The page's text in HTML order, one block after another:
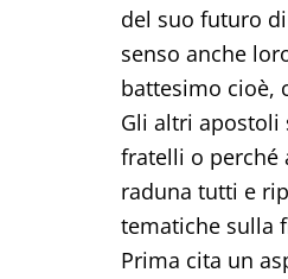
del suo futuro
senso anche
battesimo cioè,
Gli altri apostoli
fratelli o perché
raduna tutti e
tematiche sulla
Prima cita un